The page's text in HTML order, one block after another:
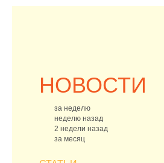
НОВОСТИ
за неделю
неделю назад
2 недели назад
за месяц